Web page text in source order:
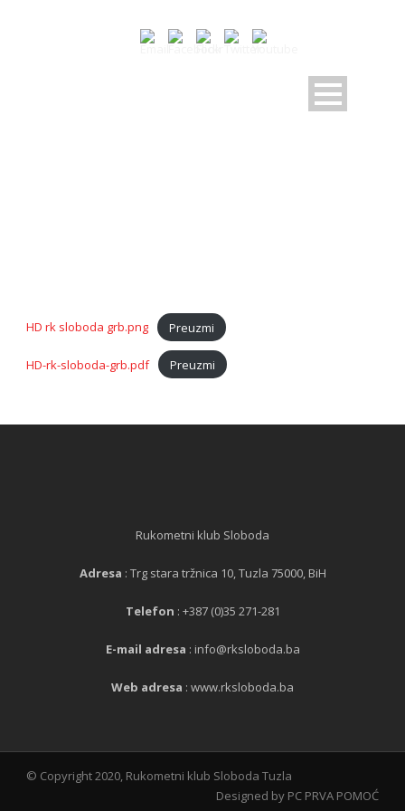
HD rk sloboda grb.png Preuzmi
HD-rk-sloboda-grb.pdf Preuzmi
Rukometni klub Sloboda
Adresa : Trg stara tržnica 10, Tuzla 75000, BiH
Telefon : +387 (0)35 271-281
E-mail adresa : info@rksloboda.ba
Web adresa : www.rksloboda.ba
© Copyright 2020, Rukometni klub Sloboda Tuzla
Designed by PC PRVA POMOĆ